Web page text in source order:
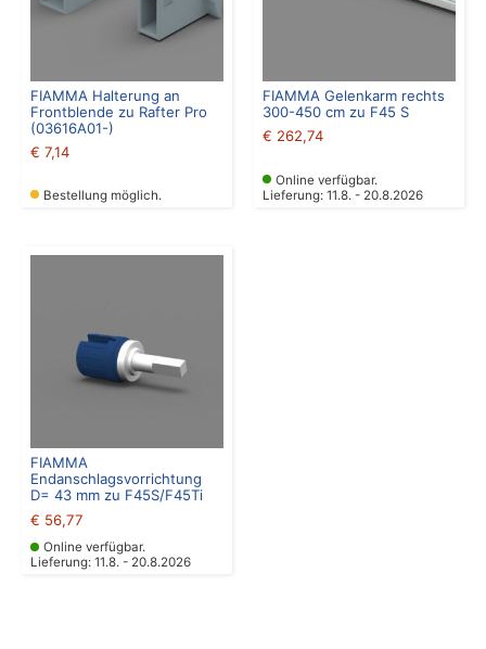
FIAMMA Halterung an
Frontblende zu Rafter Pro
(03616A01-)
€ 7,14
Bestellung möglich.
FIAMMA Gelenkarm rechts
300-450 cm zu F45 S
€ 262,74
Online verfügbar.
Lieferung: 11.8. - 20.8.2026
FIAMMA
Endanschlagsvorrichtung
D= 43 mm zu F45S/F45Ti
€ 56,77
Online verfügbar.
Lieferung: 11.8. - 20.8.2026